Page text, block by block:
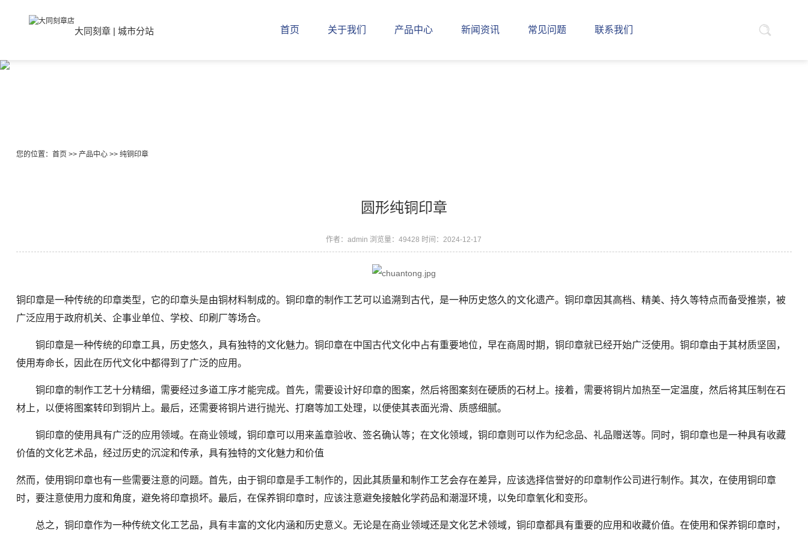
大同刻章 | 城市分站 首页 关于我们 产品中心 新闻资讯 常见问题 联系我们
您的位置： 首页>> 产品中心>> 纯铜印章
圆形纯铜印章
作者：admin 浏览量：49428 时间：2024-12-17
铜印章是一种传统的印章类型，它的印章头是由铜材料制成的。铜印章的制作工艺可以追溯到古代，是一种历史悠久的文化遗产。铜印章因其高档、精美、持久等特点而备受推崇，被
广泛应用于政府机关、企事业单位、学校、印刷厂等场合。
铜印章是一种传统的印章工具，历史悠久，具有独特的文化魅力。铜印章在中国古代文化中占有重要地位，早在商周时期，铜印章就已经开始广泛使用。铜印章由于其材质坚固，
使用寿命长，因此在历代文化中都得到了广泛的应用。
铜印章的制作工艺十分精细，需要经过多道工序才能完成。首先，需要设计好印章的图案，然后将图案刻在硬质的石材上。接着，需要将铜片加热至一定温度，然后将其压制在石
材上，以便将图案转印到铜片上。最后，还需要将铜片进行抛光、打磨等加工处理，以便使其表面光滑、质感细腻。
铜印章的使用具有广泛的应用领域。在商业领域，铜印章可以用来盖章验收、签名确认等；在文化领域，铜印章则可以作为纪念品、礼品赠送等。同时，铜印章也是一种具有收藏
价值的文化艺术品，经过历史的沉淀和传承，具有独特的文化魅力和价值
然而，使用铜印章也有一些需要注意的问题。首先，由于铜印章是手工制作的，因此其质量和制作工艺会存在差异，应该选择信誉好的印章制作公司进行制作。其次，在使用铜印章
时，要注意使用力度和角度，避免将印章损坏。最后，在保养铜印章时，应该注意避免接触化学药品和潮湿环境，以免印章氧化和变形。
总之，铜印章作为一种传统文化工艺品，具有丰富的文化内涵和历史意义。无论是在商业领域还是文化艺术领域，铜印章都具有重要的应用和收藏价值。在使用和保养铜印章时，